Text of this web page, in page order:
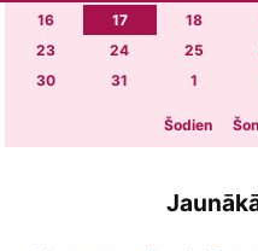
16
17 18
23
24 25
30
31 1
Šodien